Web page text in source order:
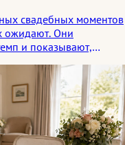
свадебных моментов
ожидают. Они
и показывают,
В этой статье
торжественные
планировать эти
настроения дня.